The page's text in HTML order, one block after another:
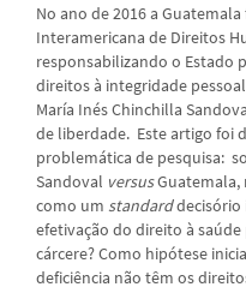
No ano de 2016 a
Interamericana de Direitos
responsabilizando o Estado
direitos à integridade
María Inés Chinchilla
de liberdade. Este artigo foi
problemática de pesquisa:
Sandoval versusGuatemala,
como um standarddecisório
efetivação do direito à
cárcere? Como hipótese
deficiência não têm os